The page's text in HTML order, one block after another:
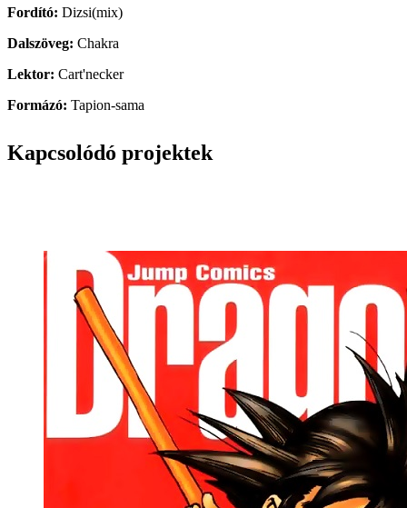
Fordító: Dizsi(mix)
Dalszöveg: Chakra
Lektor: Cart'necker
Formázó: Tapion-sama
Kapcsolódó projektek